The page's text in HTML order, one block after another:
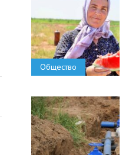
Общество